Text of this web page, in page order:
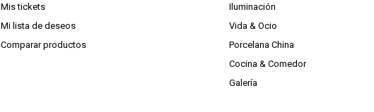
Mis tickets
Mi lista de deseos
Comparar productos
Iluminación
Vida & Ocio
Porcelana China
Cocina & Comedor
Galería